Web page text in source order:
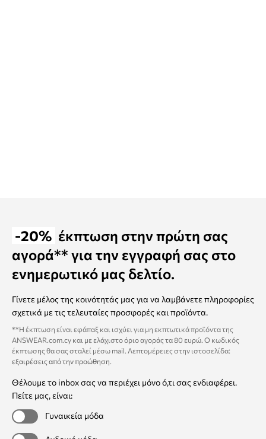
-20% έκπτωση στην πρώτη σας
αγορά** για την εγγραφή σας στο
ενημερωτικό μας δελτίο.
Γίνετε μέλος της κοινότητάς μας για να λαμβάνετε πληροφορίες
σχετικά με τις τελευταίες προσφορές και προϊόντα.
**Η έκπτωση είναι εφάπαξ και ισχύει για μη εκπτωτικά προϊόντα της
ANSWEAR.com.cy και με ελάχιστο όριο αγοράς τα 80 ευρώ. Ο κωδικός
έκπτωσης θα σας σταλεί μέσω mail. Λεπτομέρειες στην ιστοσελίδα:
εξαιρέσεις από την προώθηση
Θέλουμε το inbox σας να περιέχει μόνο ό,τι σας ενδιαφέρει.
Πείτε μας, είναι:
Γυναικεία μόδα